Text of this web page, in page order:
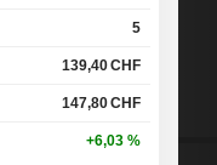
5
139,40CHF
147,80CHF
+6,03 %